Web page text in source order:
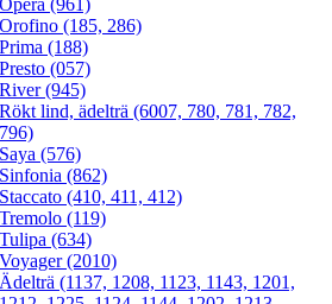
Opera (961)
Orofino (185, 286)
Prima (188)
Presto (057)
River (945)
Rökt lind, ädelträ (6007, 780, 781, 782,
796)
Saya (576)
Sinfonia (862)
Staccato (410, 411, 412)
Tremolo (119)
Tulipa (634)
Voyager (2010)
Ädelträ (1137, 1208, 1123, 1143, 1201,